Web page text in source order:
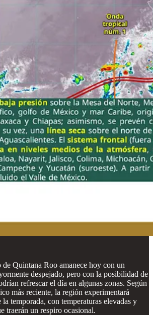
de Quintana Roo amanece hoy con un
despejado, pero con la posibilidad de
refrescar el día en algunas zonas. Según
más reciente, la región experimentará
temporada, con temperaturas elevadas y
traerán un respiro ocasional.